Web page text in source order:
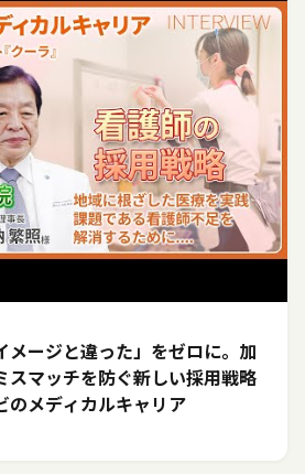
メージと違った」をゼロに。加
スマッチを防ぐ新しい採用戦略
のメディカルキャリア